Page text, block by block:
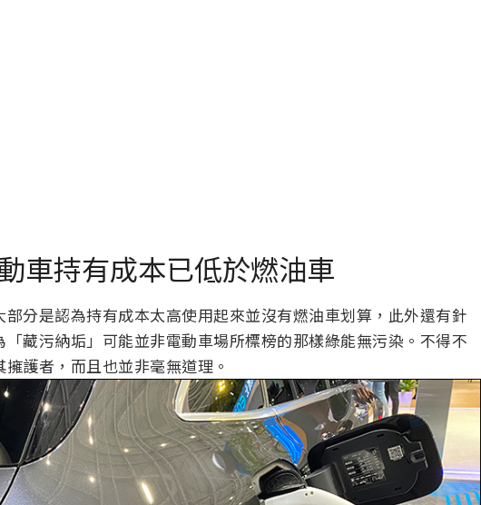
車持有成本已低於燃油車
分是認為持有成本太高使用起來並沒有燃油車划算，此外還有針
藏污納垢」可能並非電動車場所標榜的那樣綠能無污染。不得不
護者，而且也並非毫無道理。